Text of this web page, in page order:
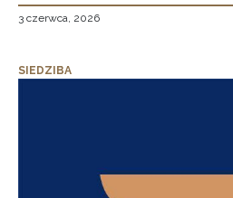
3 czerwca, 2026
SIEDZIBA